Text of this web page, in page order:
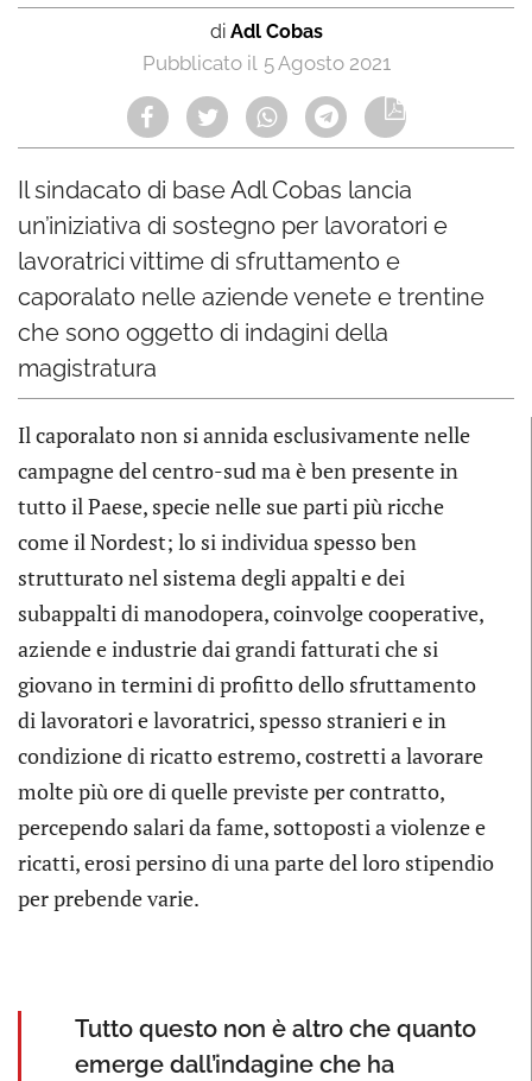
di Adl Cobas
5 Agosto 2021
Il sindacato di base Adl Cobas lancia
un’iniziativa di sostegno per lavoratori e
lavoratrici vittime di sfruttamento e
caporalato nelle aziende venete e trentine
che sono oggetto di indagini della
magistratura
Il caporalato non si annida esclusivamente nelle
campagne del centro-sud ma è ben presente in
tutto il Paese, specie nelle sue parti più ricche
come il Nordest; lo si individua spesso ben
strutturato nel sistema degli appalti e dei
subappalti di manodopera, coinvolge cooperative,
aziende e industrie dai grandi fatturati che si
giovano in termini di profitto dello sfruttamento
di lavoratori e lavoratrici, spesso stranieri e in
condizione di ricatto estremo, costretti a lavorare
molte più ore di quelle previste per contratto,
percependo salari da fame, sottoposti a violenze e
ricatti, erosi persino di una parte del loro stipendio
per prebende varie.
Tutto questo non è altro che quanto
emerge dall’indagine che ha